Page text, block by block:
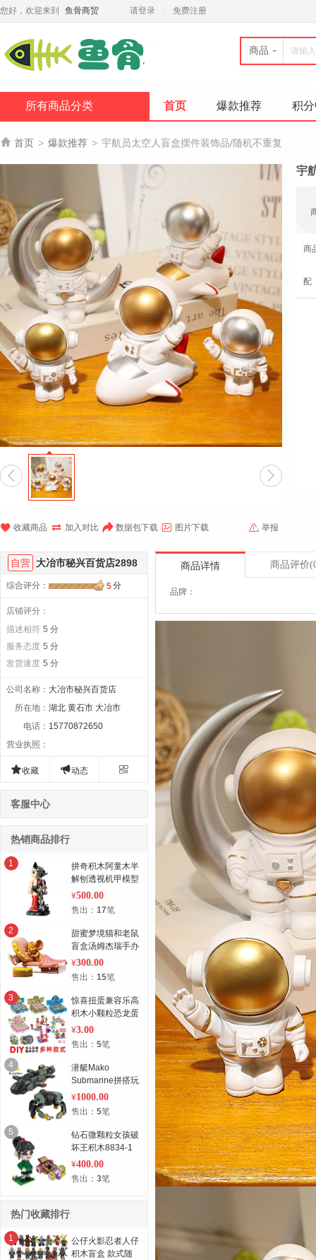
您好，欢迎来到 鱼骨商贸 请登录 免费注册
商品
所有商品分类 首页 爆款推荐 积
 首页 > 爆款推荐 > 宇航员太空人盲盒摆件装饰品/随机不重复
 
 收藏商品  加入对比  举报
 数据包下载  图片下载
宇
商
商品详情 商品评价
品牌：
自营 大冶市秘兴百货店2898
综合评分 ： 5分
店铺评分：
描述相符 5 分
服务态度 5 分
发货速度 5 分
公司名称 ： 大冶市秘兴百货店
所在地 ： 湖北 黄石市 大冶市
电话 ： 15770872650
营业执照 ：
收藏 动态 
客服中心
热销商品排行
1
拼奇积木阿童木半
解刨透视机甲模型
¥500.00
售出： 17笔
2
甜蜜梦境猫和老鼠
盲盒汤姆杰瑞手办
¥300.00
售出： 15笔
3
惊喜扭蛋兼容乐高
积木小颗粒恐龙蛋
(随机）
¥3.00
售出： 5笔
4
潜艇Mako
Submarine拼搭玩
具乐高
¥1000.00
售出： 5笔
5
钻石微颗粒女孩破
坏王积木8834-1
¥400.00
售出： 3笔
热门收藏排行
1
公仔火影忍者人仔
积木盲盒 款式随